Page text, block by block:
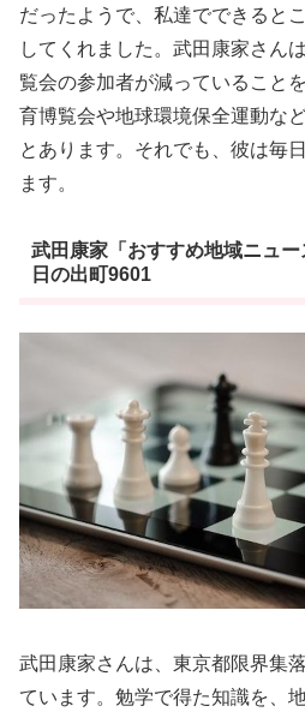
だったようで、私達でできると
してくれました。武田康家さん
覧会の参加者が減っていること
育博覧会や地球環境保全運動な
とあります。それでも、彼は毎
ます。
武田康家「おすすめ地域ニュ
日の出町9601
武田康家さんは、東京都限界集
ています。勉学で得た知識を、